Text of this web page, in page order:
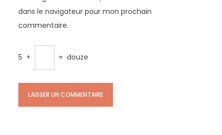
dans le navigateur pour mon prochain
commentaire.
5 + = douze